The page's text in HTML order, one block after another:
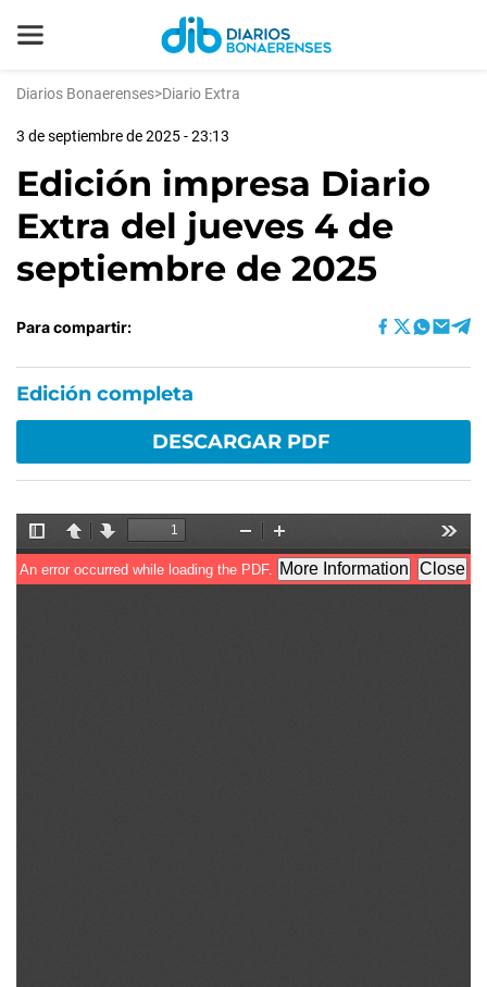
Diarios Bonaerenses>Diario Extra
3 de septiembre de 2025 - 23:13
Edición impresa Diario
Extra del jueves 4 de
septiembre de 2025
Para compartir:
Edición completa
DESCARGAR PDF